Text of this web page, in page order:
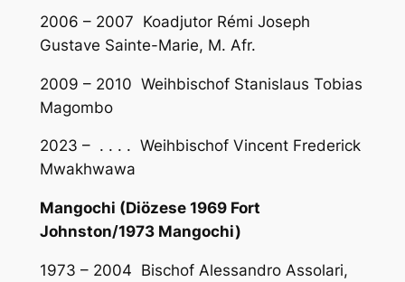
2006 – 2007 Koadjutor Rémi Joseph
Gustave Sainte-Marie, M. Afr.
2009 – 2010 Weihbischof Stanislaus Tobias
Magombo
2023 – . . . . Weihbischof Vincent Frederick
Mwakhwawa
Mangochi (Diözese 1969 Fort
Johnston/1973 Mangochi)
1973 – 2004 Bischof Alessandro Assolari,